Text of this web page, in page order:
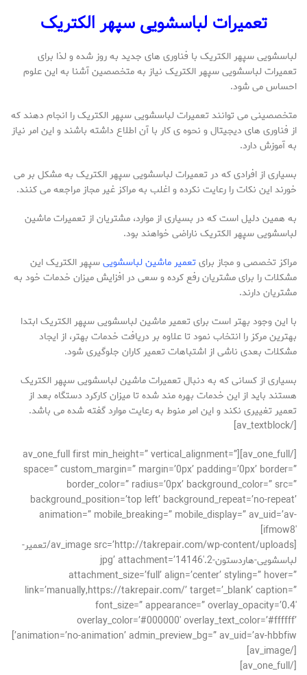
تعمیرات لباسشویی سپهر الکتریک
لباسشویی سپهر الکتریک با فناوری های جدید به روز شده و لذا برای
تعمیرات لباسشویی سپهر الکتریک نیاز به متخصصین آشنا به این علوم
احساس می شود.
متخصصینی می توانند تعمیرات لباسشویی سپهر الکتریک را انجام دهند که
از فناوری های دیجیتال و نحوه ی کار با آن اطلاع داشته باشند و این امر نیاز
به آموزش دارد.
بسیاری از افرادی که در تعمیرات لباسشویی سپهر الکتریک به مشکل بر می
خورند این نکات را رعایت نکرده و اغلب به مراکز غیر مجاز مراجعه می کنند.
به همین دلیل است که در بسیاری از موارد، مشتریان از تعمیرات ماشین
لباسشویی سپهر الکتریک ناراضی خواهند بود.
مراکز تخصصی و مجاز برایتعمیر ماشین لباسشوییسپهر الکتریک این
مشکلات را برای مشتریان رفع کرده و سعی در افزایش میزان خدمات خود به
مشتریان دارند.
با این وجود بهتر است برای تعمیر ماشین لباسشویی سپهر الکتریک ابتدا
بهترین مرکز را انتخاب نمود تا علاوه بر دریافت خدمات بهتر، از ایجاد
مشکلات بعدی ناشی از اشتباهات تعمیر کاران جلوگیری شود.
بسیاری از کسانی که به دنبال تعمیرات ماشین لباسشویی سپهر الکتریک
هستند باید از این خدمات بهره مند شده تا میزان کارکرد دستگاه بعد از
تعمیر تغییری نکند و این امر منوط به رعایت موارد گفته شده می باشد.
[/av_textblock]
[/av_one_full][av_one_full first min_height=” vertical_alignment=”
space=” custom_margin=” margin=’0px’ padding=’0px’ border=”
border_color=” radius=’0px’ background_color=” src=”
background_position=’top left’ background_repeat=’no-repeat’
animation=” mobile_breaking=” mobile_display=” av_uid=’av-
ifmow8′]
[av_image src=’http://takrepair.com/wp-content/uploads/تعمیر-
لباسشویی-هاردستون-2.jpg’ attachment=’14146′
attachment_size=’full’ align=’center’ styling=” hover=”
link=’manually,https://takrepair.com/’ target=’_blank’ caption=”
font_size=” appearance=” overlay_opacity=’0.4′
overlay_color=’#000000′ overlay_text_color=’#ffffff’
animation=’no-animation’ admin_preview_bg=” av_uid=’av-hbbfiw’]
[/av_image]
[/av_one_full]